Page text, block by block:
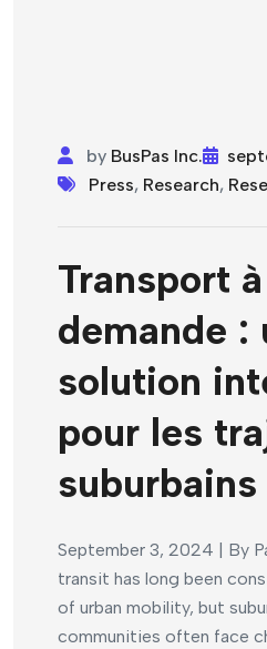
by BusPas Inc.
Press, Research,
Transport
demande :
solution
pour les
suburbains
September 3, 2024 | By
transit has long been
of urban mobility, but
communities often face